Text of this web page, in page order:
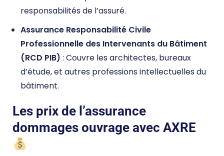
responsabilités de l’assuré.
Assurance Responsabilité Civile
Professionnelle des Intervenants du Bâtiment
(RCD PIB) : Couvre les architectes, bureaux
d’étude, et autres professions intellectuelles du
bâtiment.
Les prix de l’assurance
dommages ouvrage avec AXRE